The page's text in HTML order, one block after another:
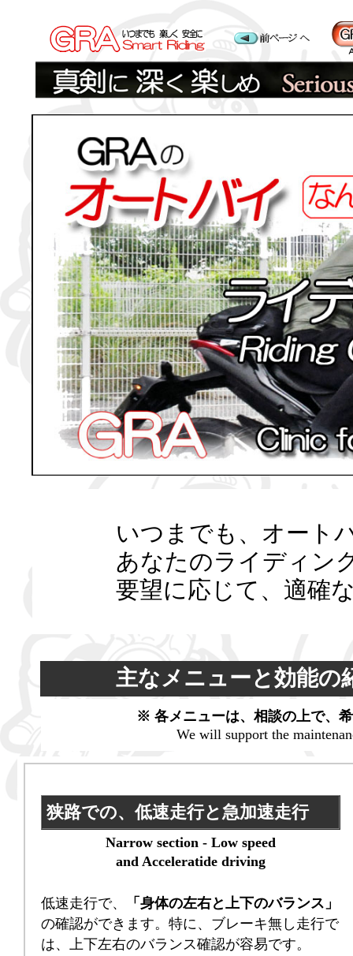
いつまでも、オート
あなたのライディン
要望に応じて、適確
主なメニューと効能
※ 各メニューは、相談の上で、
We will support the
狭路での、低速走行と急加速走行
Narrow section - Low speed
and Acceleratide driving
低速走行で、
「身体の左右と上下のバランス」
の確認ができます。特に、ブレーキ無し走行で
は、上下左右のバランス確認が容易です。